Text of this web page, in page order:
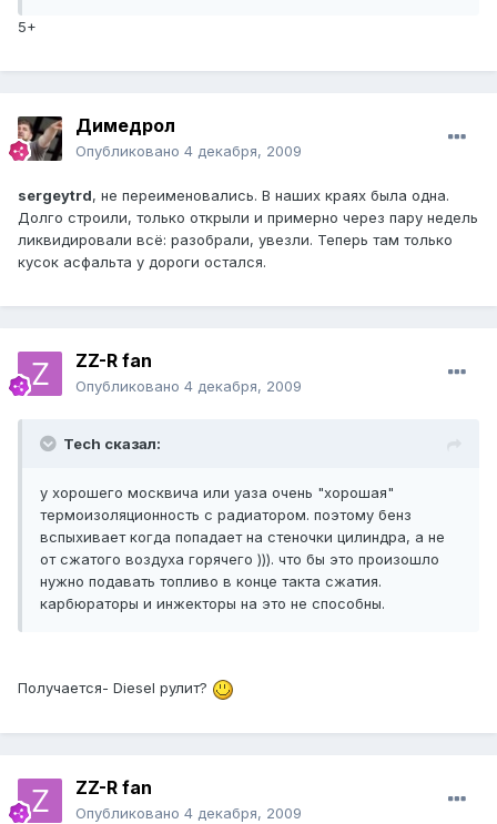
5+
Димедрол
Опубликовано 4 декабря, 2009
sergeytrd, не переименовались. В наших краях была одна.
Долго строили, только открыли и примерно через пару недель
ликвидировали всё: разобрали, увезли. Теперь там только
кусок асфальта у дороги остался.
ZZ-R fan
Опубликовано 4 декабря, 2009
Tech сказал:
у хорошего москвича или уаза очень "хорошая"
термоизоляционность с радиатором. поэтому бенз
вспыхивает когда попадает на стеночки цилиндра, а не
от сжатого воздуха горячего ))). что бы это произошло
нужно подавать топливо в конце такта сжатия.
карбюраторы и инжекторы на это не способны.
Получается- Diesel рулит?
ZZ-R fan
Опубликовано 4 декабря, 2009